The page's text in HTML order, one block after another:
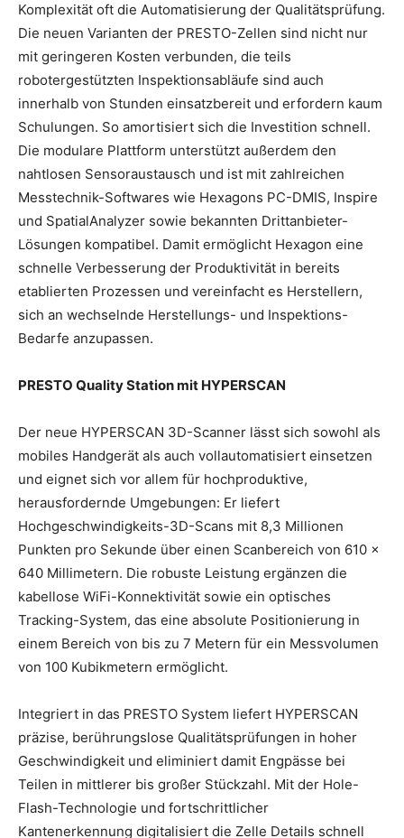
Komplexität oft die Automatisierung der Qualitätsprüfung.
Die neuen Varianten der PRESTO-Zellen sind nicht nur
mit geringeren Kosten verbunden, die teils
robotergestützten Inspektionsabläufe sind auch
innerhalb von Stunden einsatzbereit und erfordern kaum
Schulungen. So amortisiert sich die Investition schnell.
Die modulare Plattform unterstützt außerdem den
nahtlosen Sensoraustausch und ist mit zahlreichen
Messtechnik-Softwares wie Hexagons PC-DMIS, Inspire
und SpatialAnalyzer sowie bekannten Drittanbieter-
Lösungen kompatibel. Damit ermöglicht Hexagon eine
schnelle Verbesserung der Produktivität in bereits
etablierten Prozessen und vereinfacht es Herstellern,
sich an wechselnde Herstellungs- und Inspektions-
Bedarfe anzupassen.
PRESTO Quality Station mit HYPERSCAN
Der neue HYPERSCAN 3D-Scanner lässt sich sowohl als
mobiles Handgerät als auch vollautomatisiert einsetzen
und eignet sich vor allem für hochproduktive,
herausfordernde Umgebungen: Er liefert
Hochgeschwindigkeits-3D-Scans mit 8,3 Millionen
Punkten pro Sekunde über einen Scanbereich von 610 x
640 Millimetern. Die robuste Leistung ergänzen die
kabellose WiFi-Konnektivität sowie ein optisches
Tracking-System, das eine absolute Positionierung in
einem Bereich von bis zu 7 Metern für ein Messvolumen
von 100 Kubikmetern ermöglicht.
Integriert in das PRESTO System liefert HYPERSCAN
präzise, berührungslose Qualitätsprüfungen in hoher
Geschwindigkeit und eliminiert damit Engpässe bei
Teilen in mittlerer bis großer Stückzahl. Mit der Hole-
Flash-Technologie und fortschrittlicher
Kantenerkennung digitalisiert die Zelle Details schnell